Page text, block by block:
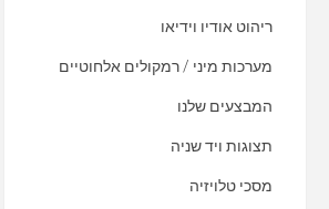
ריהוט אודיו וידיאו
מערכות מיני / רמקולים אלחוטיים
המבצעים שלנו
תצוגות ויד שניה
מסכי טלויזיה